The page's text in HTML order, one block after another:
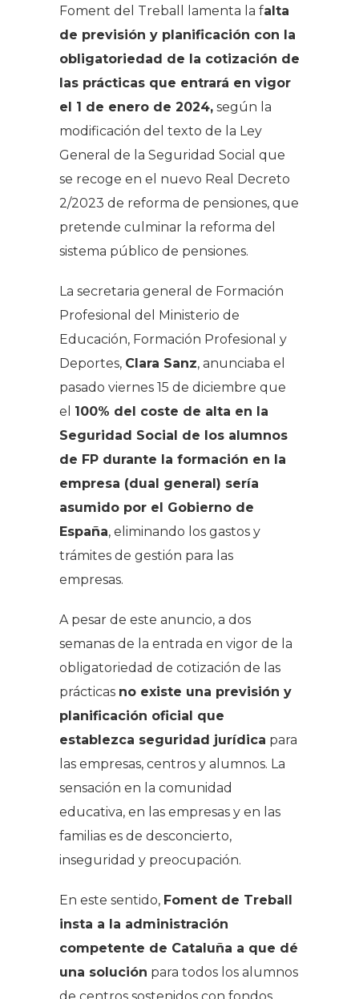
Foment del Treball lamenta la falta
de previsión y planificación con la
obligatoriedad de la cotización de
las prácticas que entrará en vigor
el 1 de enero de 2024, según la
modificación del texto de la Ley
General de la Seguridad Social que
se recoge en el nuevo Real Decreto
2/2023 de reforma de pensiones, que
pretende culminar la reforma del
sistema público de pensiones.
La secretaria general de Formación
Profesional del Ministerio de
Educación, Formación Profesional y
Deportes, Clara Sanz, anunciaba el
pasado viernes 15 de diciembre que
el 100% del coste de alta en la
Seguridad Social de los alumnos
de FP durante la formación en la
empresa (dual general) sería
asumido por el Gobierno de
España, eliminando los gastos y
trámites de gestión para las
empresas.
A pesar de este anuncio, a dos
semanas de la entrada en vigor de la
obligatoriedad de cotización de las
prácticas no existe una previsión y
planificación oficial que
establezca seguridad jurídica para
las empresas, centros y alumnos. La
sensación en la comunidad
educativa, en las empresas y en las
familias es de desconcierto,
inseguridad y preocupación.
En este sentido, Foment de Treball
insta a la administración
competente de Cataluña a que dé
una solución para todos los alumnos